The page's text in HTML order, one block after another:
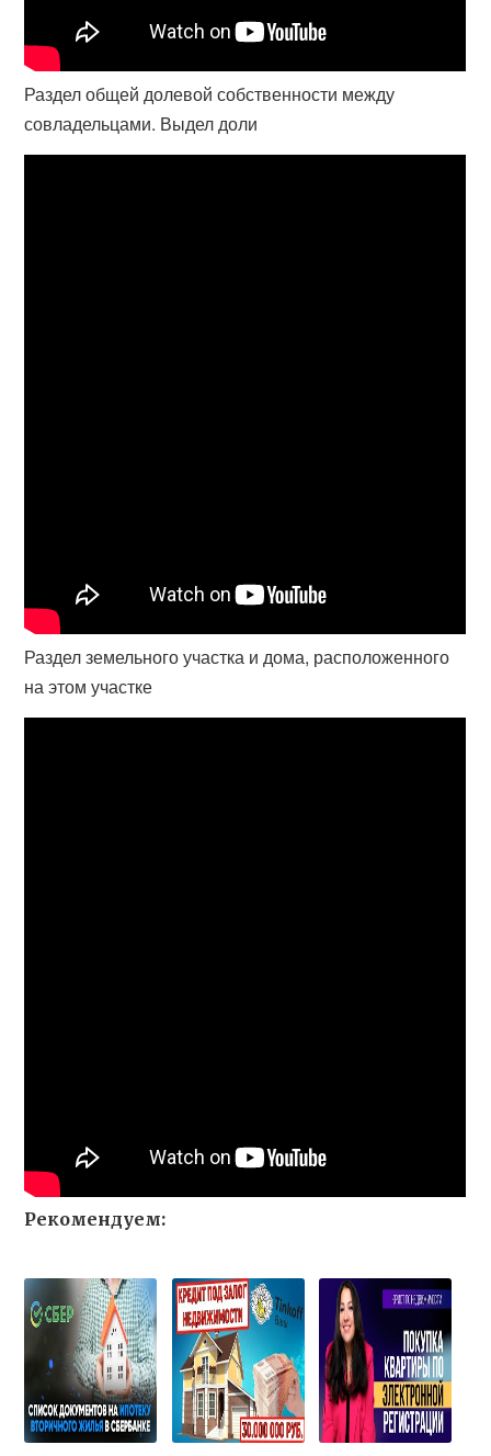
Раздел общей долевой собственности между
совладельцами. Выдел доли
Раздел земельного участка и дома, расположенного
на этом участке
Рекомендуем: